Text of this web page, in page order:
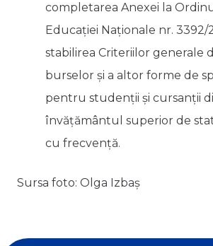
completarea Anexei la
Educației Naționale nr. 3392/
stabilirea Criteriilor generale
burselor şi a altor forme de
pentru studenţii şi cursanţii
învăţământul superior de
cu frecvenţă.
Sursa foto: Olga Izbaș